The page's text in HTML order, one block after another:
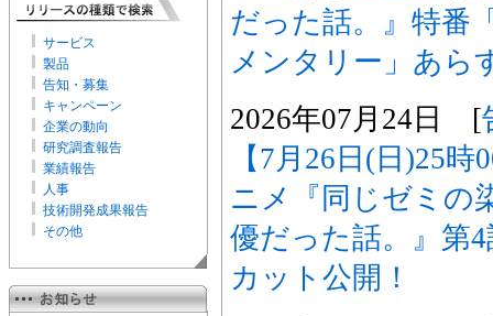
サービス
製品
告知・募集
キャンペーン
企業の動向
研究調査報告
業績報告
人事
技術開発成果報告
その他
だった話。』特番
メンタリー」あら
2026年07月24日 [
【7月26日(日)25
ニメ『同じゼミの
優だった話。』第
カット公開！